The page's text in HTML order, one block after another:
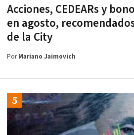
Acciones, CEDEARs y
en agosto,
de la City
PorMariano Jaimovich